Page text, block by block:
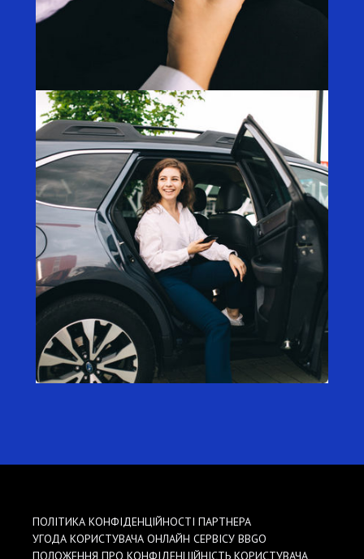
ПОЛІТИКА КОНФІДЕНЦІЙНОСТІ ПАРТНЕРА
УГОДА КОРИСТУВАЧА ОНЛАЙН СЕРВІСУ BBGO
ПОЛОЖЕННЯ ПРО КОНФІДЕНЦІЙНІСТЬ КОРИСТУВАЧА